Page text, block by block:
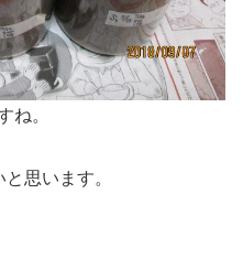
ね。
思います。